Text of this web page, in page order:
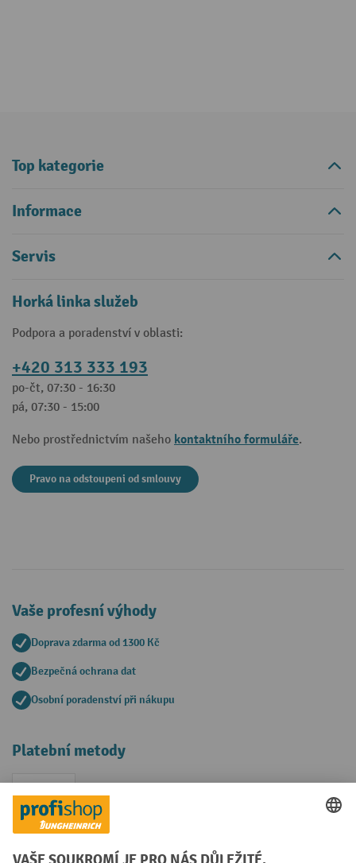
Top kategorie
Informace
Servis
Horká linka služeb
Podpora a poradenství v oblasti:
+420 313 333 193
po-čt, 07:30 - 16:30
pá, 07:30 - 15:00
Nebo prostřednictvím našeho kontaktního formuláře.
Pravo na odstoupeni od smlouvy
Vaše profesní výhody
Doprava zdarma od 1300 Kč
Bezpečná ochrana dat
Osobní poradenství při nákupu
Platební metody
Faktura
Sociální sítě